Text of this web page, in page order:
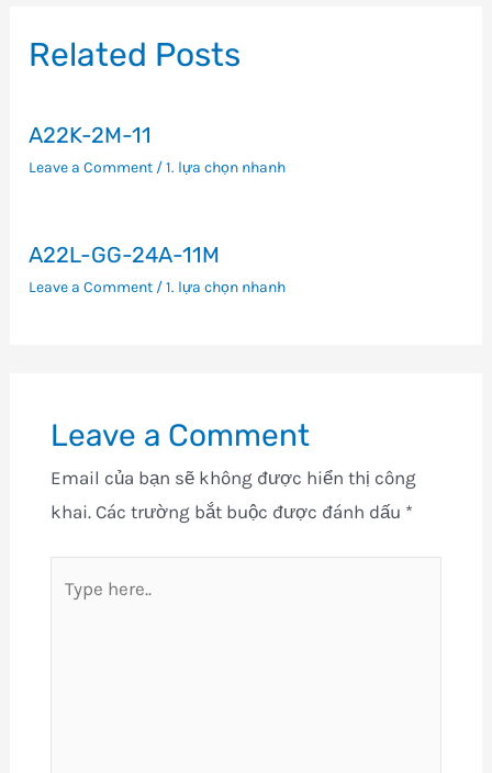
viết
Related Posts
A22K-2M-11
Leave a Comment /1. lựa chọn nhanh
A22L-GG-24A-11M
Leave a Comment /1. lựa chọn nhanh
Leave a Comment
Email của bạn sẽ không được hiển thị công
khai. Các trường bắt buộc được đánh dấu *
here..